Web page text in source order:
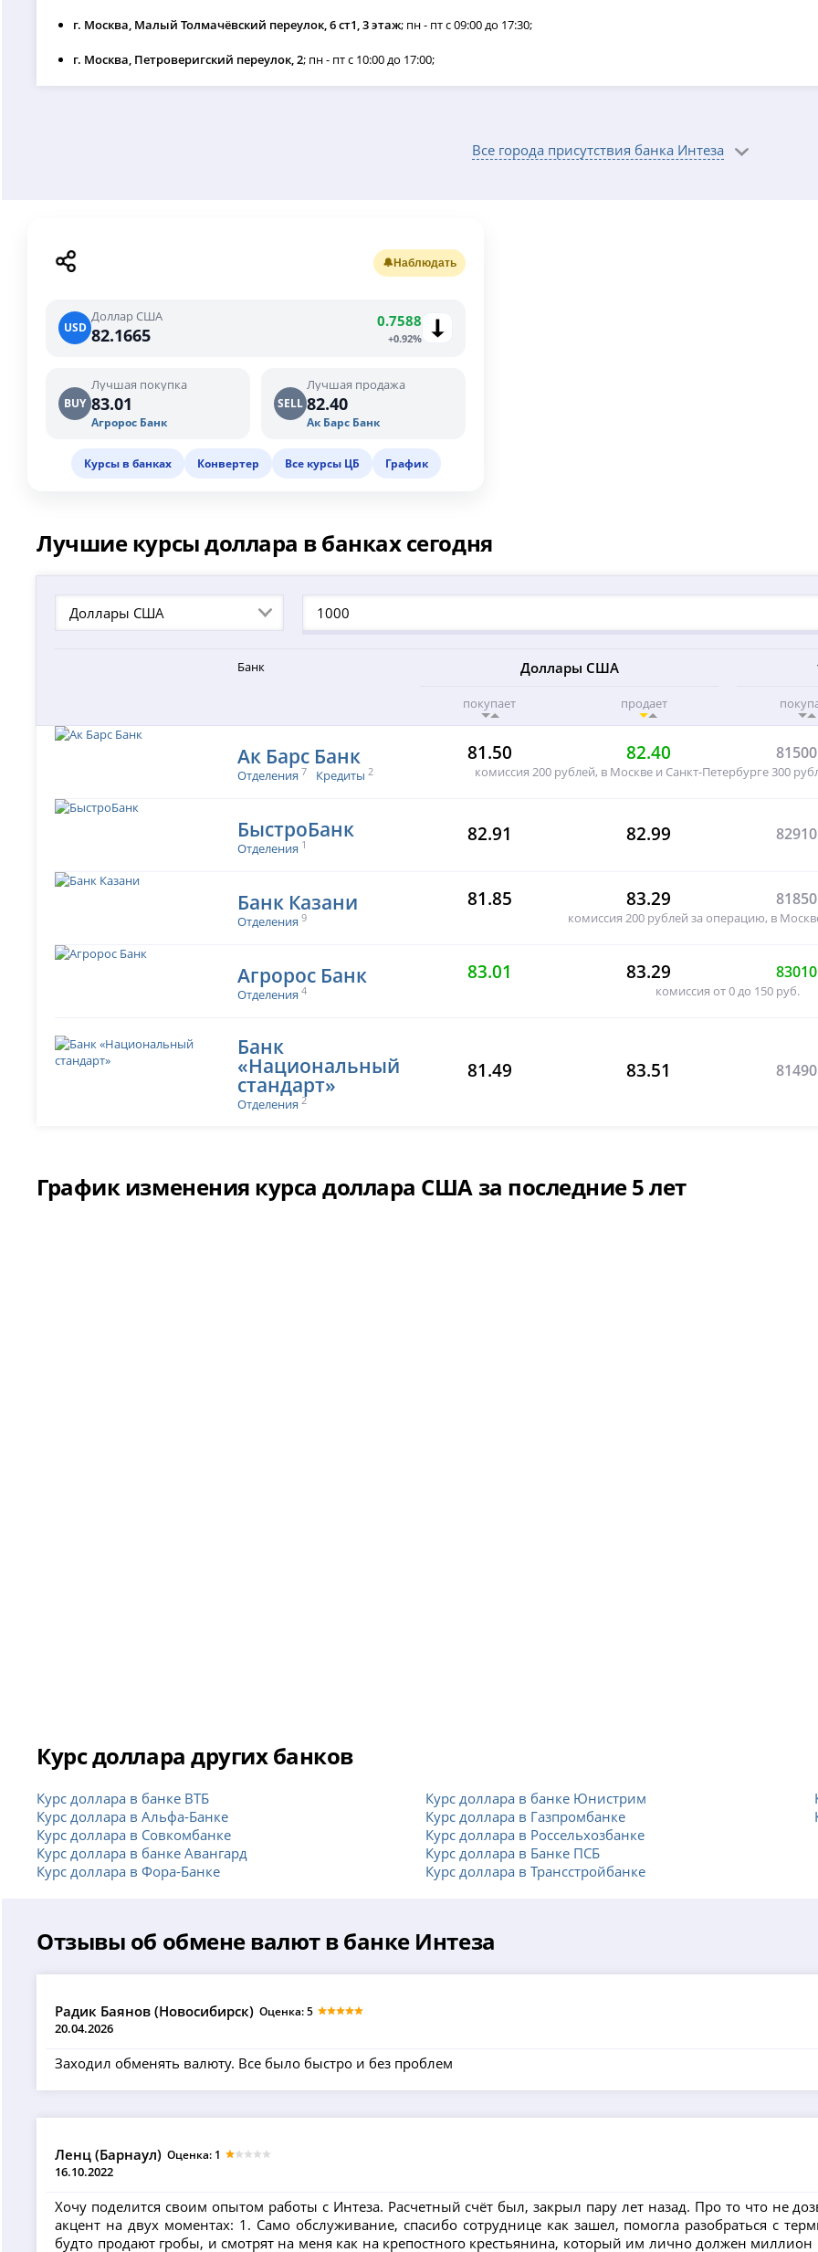
г. Москва, Малый Толмачёвский переулок, 6 ст1, 3 этаж; пн - пт с 09:00 до 17:30;
г. Москва, Петроверигский переулок, 2; пн - пт с 10:00 до 17:00;
Все города присутствия банка Интеза
🔔 Наблюдать
USD
Доллар США
82.1665
0.7588
+0.92%
BUY
Лучшая покупка
83.01
Агророс Банк
SELL
Лучшая продажа
82.40
Ак Барс Банк
Курсы в банках Конвертер Все курсы ЦБ График
Лучшие курсы доллара в банках сегодня
Доллары США
Банк Доллары США
покупает продает
Ак Барс Банк
Отделения 7 Кредиты 2
81.50 82.40
комиссия 200 рублей, в Москве и Санкт-Петербурге 300
БыстроБанк
Отделения 1 82.91 82.99
Банк Казани
Отделения 9
81.85 83.29
комиссия 200 рублей за операцию, в
Агророс Банк
Отделения 4
83.01 83.29
комиссия от 0 до 150 руб.
Банк
«Национальный
стандарт»
Отделения 2
81.49 83.51
График изменения курса доллара США за последние 5 лет
Курс доллара других банков
Курс доллара в банке ВТБ
Курс доллара в Альфа-Банке
Курс доллара в Совкомбанке
Курс доллара в банке Авангард
Курс доллара в Фора-Банке
Курс доллара в банке Юнистрим
Курс доллара в Газпромбанке
Курс доллара в Россельхозбанке
Курс доллара в Банке ПСБ
Курс доллара в Трансстройбанке
Отзывы об обмене валют в банке Интеза
Радик Баянов (Новосибирск)
20.04.2026
Оценка: 5
Заходил обменять валюту. Все было быстро и без проблем
Ленц (Барнаул)
16.10.2022
Оценка: 1
Хочу поделится своим опытом работы с Интеза. Расчетный счёт был, закрыл пару лет назад. Про то что не
акцент на двух моментах: 1. Само обслуживание, спасибо сотруднице как зашел, помогла разобраться с
будто продают гробы, и смотрят на меня как на крепостного крестьянина, который им лично должен